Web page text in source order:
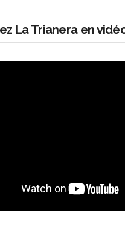
La Trianera en